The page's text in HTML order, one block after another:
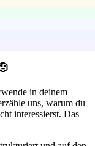
in deinem
uns, warum du
interessierst. Das